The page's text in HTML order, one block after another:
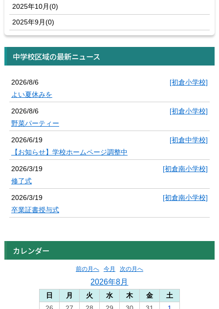
2025年10月(0)
2025年9月(0)
中学校区域の最新ニュース
2026/8/6
[初倉小学校]
よい夏休みを
2026/8/6
[初倉小学校]
野菜パーティー
2026/6/19
[初倉中学校]
【お知らせ】学校ホームページ調整中
2026/3/19
[初倉南小学校]
修了式
2026/3/19
[初倉南小学校]
卒業証書授与式
カレンダー
前の月へ 今月 次の月へ
2026年8月
日 月 火 水 木 金
土